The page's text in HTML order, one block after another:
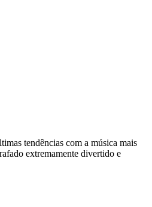
tendências com a música mais
extremamente divertido e